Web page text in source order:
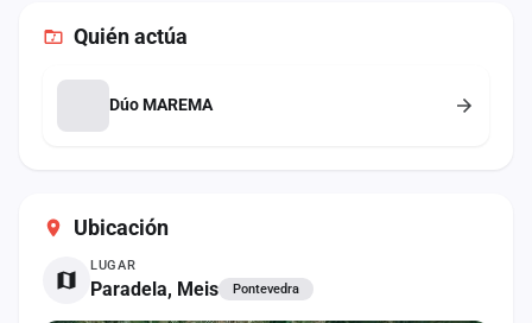
Ubicación
LUGAR
Paradela, Meis Pontevedra
Quién actúa
Dúo MAREMA